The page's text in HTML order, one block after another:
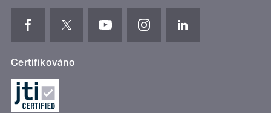
Certifikováno